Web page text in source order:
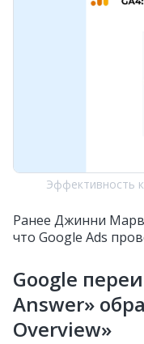
Эффективность
Ранее Джинни
что Google Ads
Google
Answer»
Overview»